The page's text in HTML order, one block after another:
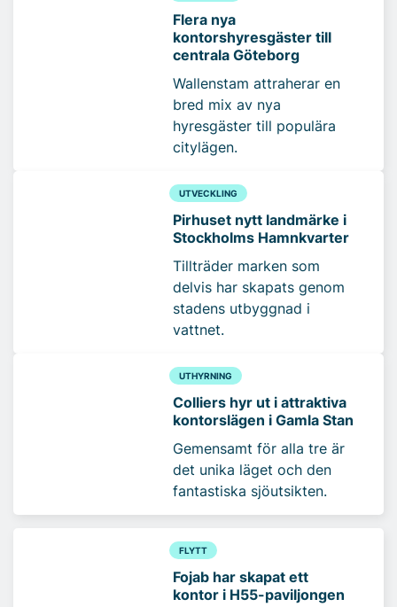
Flera nya
kontorshyresgäster till
centrala Göteborg
Wallenstam attraherar en
bred mix av nya
hyresgäster till populära
citylägen.
UTVECKLING
Pirhuset nytt landmärke i
Stockholms Hamnkvarter
Tillträder marken som
delvis har skapats genom
stadens utbyggnad i
vattnet.
UTHYRNING
Colliers hyr ut i attraktiva
kontorslägen i Gamla Stan
Gemensamt för alla tre är
det unika läget och den
fantastiska sjöutsikten.
FLYTT
Fojab har skapat ett
kontor i H55-paviljongen